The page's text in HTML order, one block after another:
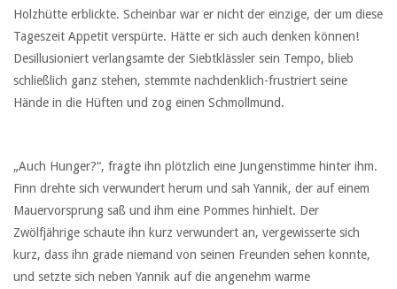
Holzhütte erblickte. Scheinbar war er nicht der einzige, der um diese
Tageszeit Appetit verspürte. Hätte er sich auch denken können!
Desillusioniert verlangsamte der Siebtklässler sein Tempo, blieb
schließlich ganz stehen, stemmte nachdenklich-frustriert seine
Hände in die Hüften und zog einen Schmollmund.
„Auch Hunger?“, fragte ihn plötzlich eine Jungenstimme hinter ihm.
Finn drehte sich verwundert herum und sah Yannik, der auf einem
Mauervorsprung saß und ihm eine Pommes hinhielt. Der
Zwölfjährige schaute ihn kurz verwundert an, vergewisserte sich
kurz, dass ihn grade niemand von seinen Freunden sehen konnte,
und setzte sich neben Yannik auf die angenehm warme